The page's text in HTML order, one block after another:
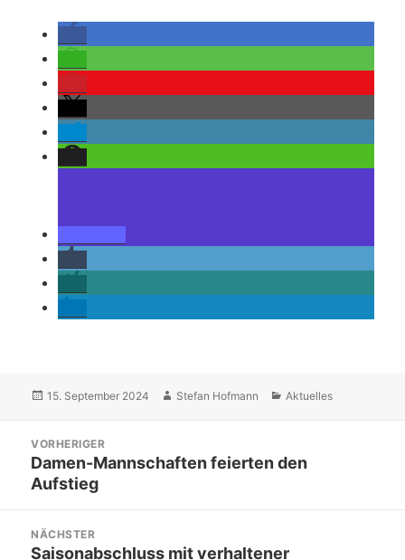
Veröffentlicht
15. September 2024 Autor
Stefan Hofmann Kategorien
Aktuelles
VORHERIGER
Vorheriger
Beitrag:
Damen-Mannschaften feierten den
Aufstieg
NÄCHSTER
Nächster
Saisonabschluss mit verhaltener